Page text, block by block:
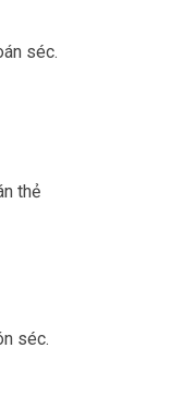
séc.
thẻ
séc.